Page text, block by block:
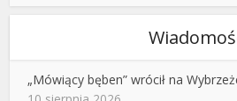
„Mówiący bęben” wrócił na